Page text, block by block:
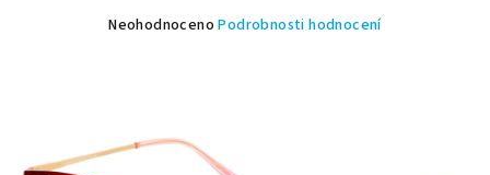
Průměrné
5
Neohodnoceno Podrobnosti hodnocení